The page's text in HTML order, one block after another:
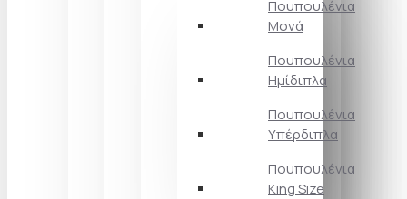
Πουπουλένια
Μονά
Πουπουλένια
Ημίδιπλα
Πουπουλένια
Υπέρδιπλα
Πουπουλένια
King Size